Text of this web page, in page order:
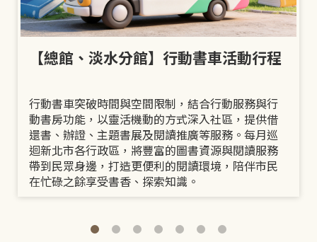
【總館、淡水分館】行動書車活動行程
行動書車突破時間與空間限制，結合行動服務與行
動書房功能，以靈活機動的方式深入社區，提供借
還書、辦證、主題書展及閱讀推廣等服務。每月巡
迴新北市各行政區，將豐富的圖書資源與閱讀服務
帶到民眾身邊，打造更便利的閱讀環境，陪伴市民
在忙碌之餘享受書香、探索知識。